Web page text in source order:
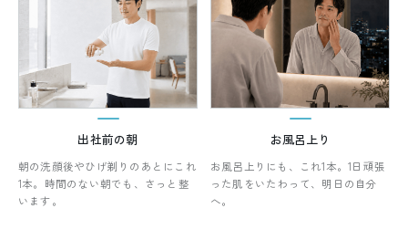
出社前の朝
朝の洗顔後やひげ剃りのあとにこれ
1本。時間のない朝でも、さっと整
います。
お風呂上り
お風呂上りにも、これ1本。1日頑張
った肌をいたわって、明日の自分
へ。